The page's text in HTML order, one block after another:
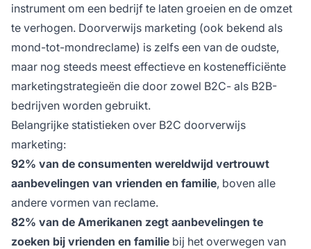
instrument om een bedrijf te laten groeien en de omzet
te verhogen. Doorverwijs marketing (ook bekend als
mond-tot-mondreclame) is zelfs een van de oudste,
maar nog steeds meest effectieve en kostenefficiënte
marketingstrategieën die door zowel B2C- als B2B-
bedrijven worden gebruikt.
Belangrijke statistieken over B2C doorverwijs
marketing:
92% van de consumenten wereldwijd vertrouwt
aanbevelingen van vrienden en familie, boven alle
andere vormen van reclame.
82% van de Amerikanen zegt aanbevelingen te
zoeken bij vrienden en familie bij het overwegen van